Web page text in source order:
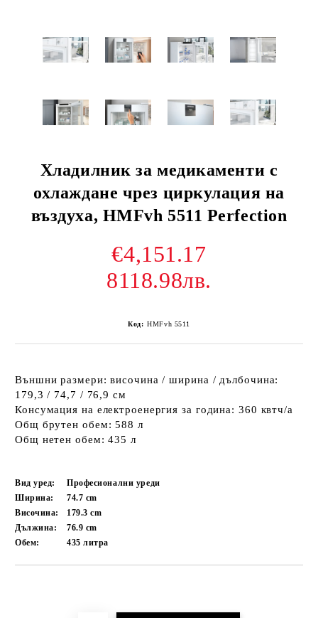
Хладилник за медикаменти с
охлаждане чрез циркулация на
въздуха, HMFvh 5511 Perfection
€4,151.17
8118.98лв.
Код: HMFvh 5511
Външни размери: височина / ширина / дълбочина:
179,3 / 74,7 / 76,9 см
Консумация на електроенергия за година: 360 квтч/a
Общ брутен обем: 588 л
Общ нетен обем: 435 л
Вид уред:
Професионални уреди
Ширина:
74.7 cm
Височина:
179.3cm
Дължина:
76.9 cm
Обем:
435литра